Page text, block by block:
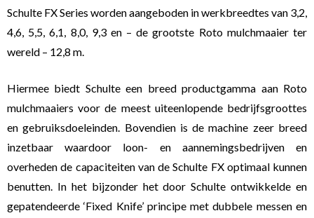
Schulte FX Series worden aangeboden in werkbreedtes van 3,2,
4,6, 5,5, 6,1, 8,0, 9,3 en – de grootste Roto mulchmaaier ter
wereld – 12,8 m.
Hiermee biedt Schulte een breed productgamma aan Roto
mulchmaaiers voor de meest uiteenlopende bedrijfsgroottes
en gebruiksdoeleinden. Bovendien is de machine zeer breed
inzetbaar waardoor loon- en aannemingsbedrijven en
overheden de capaciteiten van de Schulte FX optimaal kunnen
benutten. In het bijzonder het door Schulte ontwikkelde en
gepatendeerde ‘Fixed Knife’ principe met dubbele messen en